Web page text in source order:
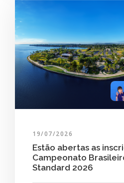
19/07/2026
Estão abertas as
Campeonato
Standard 2026